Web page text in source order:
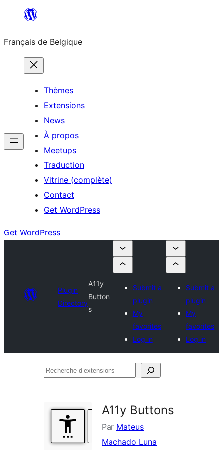
contenu
Français de Belgique
Thèmes
Extensions
News
À propos
Meetups
Traduction
Vitrine (complète)
Contact
Get WordPress
Get WordPress
Plugin
Directory
A11y
Button
s
Submit a
plugin
My
favorites
Log in
Submit a
plugin
My
favorites
Log in
Recherche
A11y Buttons
Par Mateus
Machado Luna